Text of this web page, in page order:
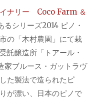
イナリー Coco Farm ＆
るシリーズ2014 ピノ・
の「木村農園」にて栽
託醸造所「トアール・
家ブルース・ガットラヴ
た製法で造られたピ
が漂い、日本のピノで